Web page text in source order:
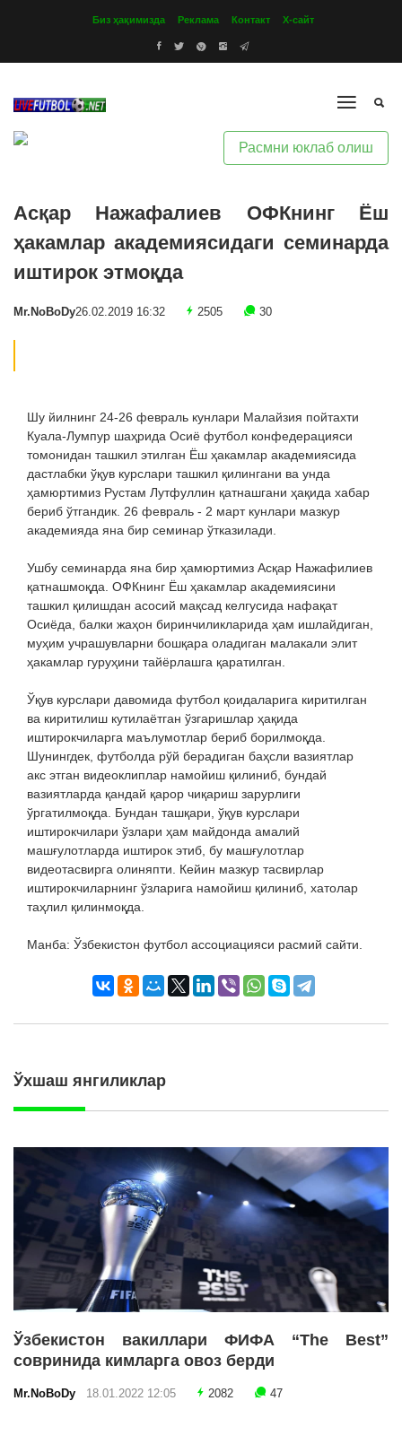
Биз ҳақимизда Реклама Контакт Х-сайт
Расмни юклаб олиш
Асқар Нажафалиев ОФКнинг Ёш
ҳакамлар академиясидаги семинарда
иштирок этмоқда
Mr.NoBoDy26.02.2019 16:32 2505 30
Шу йилнинг 24-26 февраль кунлари Малайзия пойтахти
Куала-Лумпур шаҳрида Осиё футбол конфедерацияси
томонидан ташкил этилган Ёш ҳакамлар академиясида
дастлабки ўқув курслари ташкил қилингани ва унда
ҳамюртимиз Рустам Лутфуллин қатнашгани ҳақида хабар
бериб ўтгандик. 26 февраль - 2 март кунлари мазкур
академияда яна бир семинар ўтказилади.
Ушбу семинарда яна бир ҳамюртимиз Асқар Нажафилиев
қатнашмоқда. ОФКнинг Ёш ҳакамлар академиясини
ташкил қилишдан асосий мақсад келгусида нафақат
Осиёда, балки жаҳон биринчиликларида ҳам ишлайдиган,
муҳим учрашувларни бошқара оладиган малакали элит
ҳакамлар гуруҳини тайёрлашга қаратилган.
Ўқув курслари давомида футбол қоидаларига киритилган
ва киритилиш кутилаётган ўзгаришлар ҳақида
иштирокчиларга маълумотлар бериб борилмоқда.
Шунингдек, футболда рўй берадиган баҳсли вазиятлар
акс этган видеоклиплар намойиш қилиниб, бундай
вазиятларда қандай қарор чиқариш зарурлиги
ўргатилмоқда. Бундан ташқари, ўқув курслари
иштирокчилари ўзлари ҳам майдонда амалий
машғулотларда иштирок этиб, бу машғулотлар
видеотасвирга олиняпти. Кейин мазкур тасвирлар
иштирокчиларнинг ўзларига намойиш қилиниб, хатолар
таҳлил қилинмоқда.
Манба: Ўзбекистон футбол ассоциацияси расмий сайти.
Ўхшаш янгиликлар
Ўзбекистон вакиллари ФИФА “The Best”
совринида кимларга овоз берди
Mr.NoBoDy 18.01.2022 12:05 2082 47